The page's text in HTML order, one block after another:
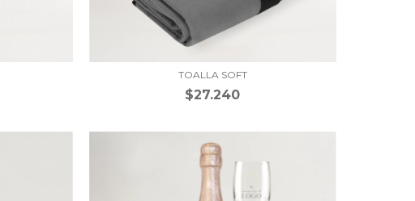
TOALLA SOFT
$27.240